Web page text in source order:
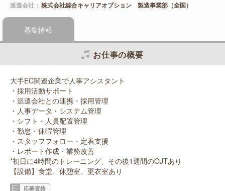
派遣会社
株式会社綜合キャリアオプション 製造事業部（全国）
募集情報
お仕事の概要
大手EC関連企業で人事アシスタント
・採用活動サポート
・派遣会社との連携・採用管理
・人事データ・システム管理
・シフト・人員配置管理
・勤怠・休暇管理
・スタッフフォロー・定着支援
・レポート作成・業務改善
*初日に4時間のトレーニング、その後1週間のOJTあり
【設備】食堂、休憩室、更衣室あり
応募資格